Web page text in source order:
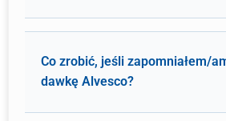
Co zrobić, jeśli zapomniałem/
dawkę Alvesco?